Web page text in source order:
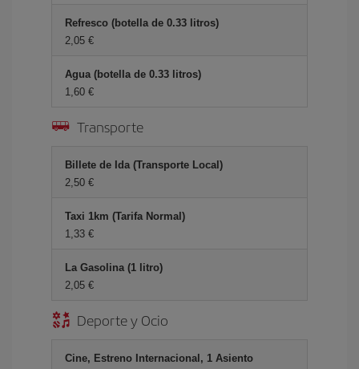
Refresco (botella de 0.33 litros)
2,05 €
Agua (botella de 0.33 litros)
1,60 €
Transporte
Billete de Ida (Transporte Local)
2,50 €
Taxi 1km (Tarifa Normal)
1,33 €
La Gasolina (1 litro)
2,05 €
Deporte y Ocio
Cine, Estreno Internacional, 1 Asiento